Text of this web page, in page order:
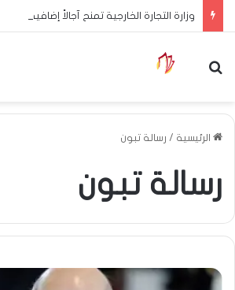
بحث عن
الرئيسية / رسالة تبون
رسالة تبون